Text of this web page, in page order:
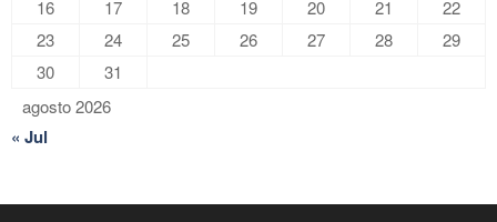
agosto 2026
16 17 18 19 20 21
22
23
24 25 26 27 28
29
30
31
« Jul